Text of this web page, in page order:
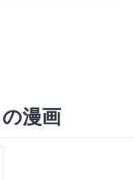
漫画